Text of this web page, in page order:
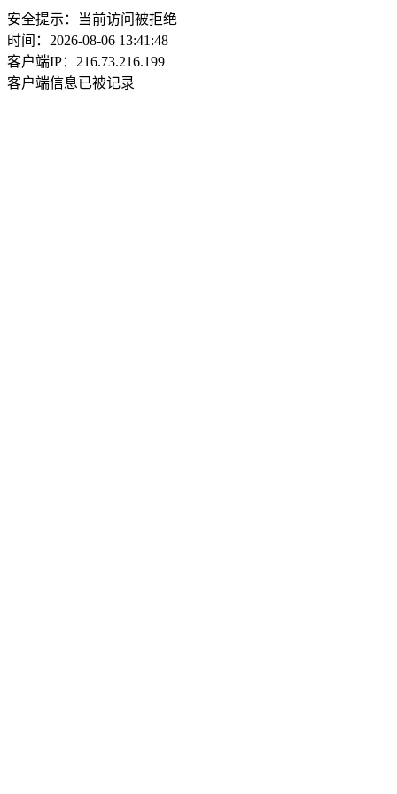
安全提示：当前访问被拒绝
时间：2026-08-06 13:41:48
客户端IP：216.73.216.199
客户端信息已被记录